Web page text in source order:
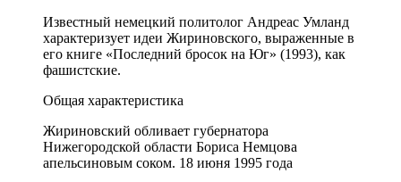
Известный немецкий политолог Андреас Умланд
характеризует идеи Жириновского, выраженные в
его книге «Последний бросок на Юг» (1993), как
фашистские.
Общая характеристика
Жириновский обливает губернатора
Нижегородской области Бориса Немцова
апельсиновым соком. 18 июня 1995 года